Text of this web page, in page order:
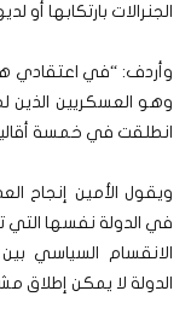
الجنرالات بارتكابها أو
وأردف: “في اعتقادي
وهو العسكريين الذين
انطلقت في خمسة
ويقول الأمين إنجاح
في الدولة نفسها التي
الانقسام السياسي
الدولة لا يمكن إطلاق